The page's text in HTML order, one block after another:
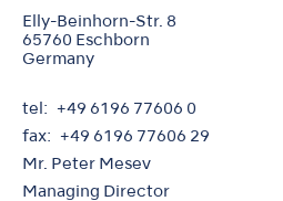
Elly-Beinhorn-Str. 8
65760 Eschborn
Germany
tel
+49 6196 77606 0
fax
+49 6196 77606 29
Mr. Peter Mesev
Managing Director